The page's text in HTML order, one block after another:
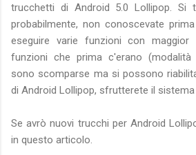
trucchetti di Android 5.0 Lollipop. Si
probabilmente, non conoscevate
eseguire varie funzioni con
funzioni che prima c'erano
sono scomparse ma si possono
di Android Lollipop, sfrutterete il sistema
Se avrò nuovi trucchi per Android
in questo articolo.